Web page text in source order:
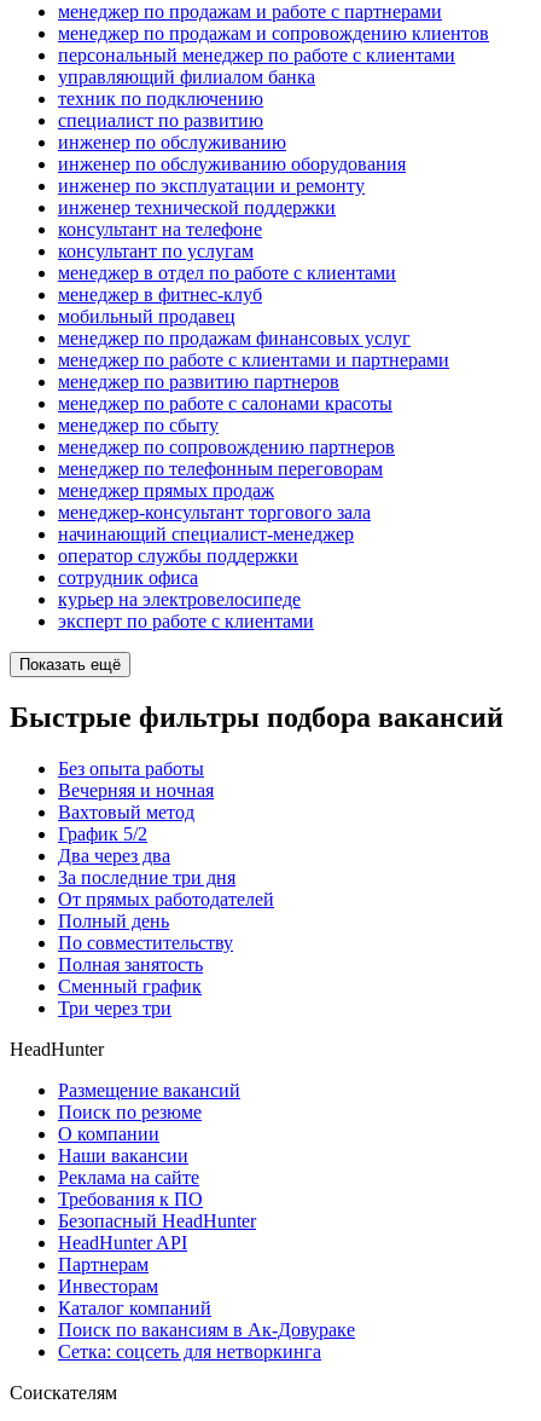
менеджер по продажам и работе с партнерами
менеджер по продажам и сопровождению клиентов
персональный менеджер по работе с клиентами
управляющий филиалом банка
техник по подключению
специалист по развитию
инженер по обслуживанию
инженер по обслуживанию оборудования
инженер по эксплуатации и ремонту
инженер технической поддержки
консультант на телефоне
консультант по услугам
менеджер в отдел по работе с клиентами
менеджер в фитнес-клуб
мобильный продавец
менеджер по продажам финансовых услуг
менеджер по работе с клиентами и партнерами
менеджер по развитию партнеров
менеджер по работе с салонами красоты
менеджер по сбыту
менеджер по сопровождению партнеров
менеджер по телефонным переговорам
менеджер прямых продаж
менеджер-консультант торгового зала
начинающий специалист-менеджер
оператор службы поддержки
сотрудник офиса
курьер на электровелосипеде
эксперт по работе с клиентами
Показать ещё
Быстрые фильтры подбора вакансий
Без опыта работы
Вечерняя и ночная
Вахтовый метод
График 5/2
Два через два
За последние три дня
От прямых работодателей
Полный день
По совместительству
Полная занятость
Сменный график
Три через три
HeadHunter
Размещение вакансий
Поиск по резюме
О компании
Наши вакансии
Реклама на сайте
Требования к ПО
Безопасный HeadHunter
HeadHunter API
Партнерам
Инвесторам
Каталог компаний
Поиск по вакансиям в Ак-Довураке
Сетка: соцсеть для нетворкинга
Соискателям